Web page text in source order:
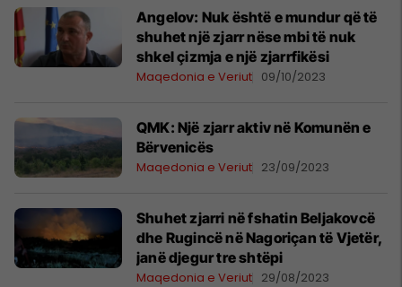
Angelov: Nuk është e mundur që të
shuhet një zjarr nëse mbi të nuk
shkel çizmja e një zjarrfikësi
Maqedonia e Veriut 09/10/2023
QMK: Një zjarr aktiv në Komunën e
Bërvenicës
Maqedonia e Veriut 23/09/2023
Shuhet zjarri në fshatin Beljakovcë
dhe Rugincë në Nagoriçan të Vjetër,
janë djegur tre shtëpi
Maqedonia e Veriut 29/08/2023